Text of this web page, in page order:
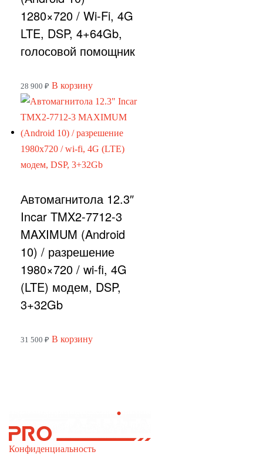
1280×720 / Wi-Fi, 4G
LTE, DSP, 4+64Gb,
голосовой помощник
28 900 ₽ В корзину
Автомагнитола 12.3″
Incar TMX2-7712-3
MAXIMUM (Android
10) / разрешение
1980×720 / wi-fi, 4G
(LTE) модем, DSP,
3+32Gb
31 500 ₽ В корзину
Конфиденциальность